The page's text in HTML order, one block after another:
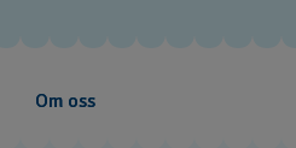
Om oss